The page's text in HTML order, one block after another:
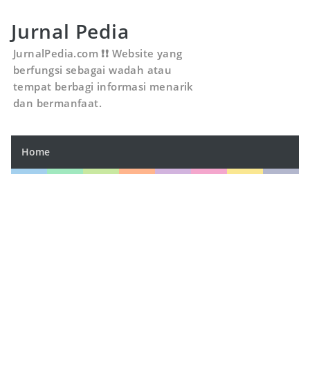
Jurnal Pedia
JurnalPedia.com ❗❗ Website yang
berfungsi sebagai wadah atau
tempat berbagi informasi menarik
dan bermanfaat.
Home